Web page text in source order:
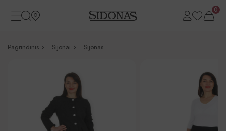
0
Pagrindinis Sijonai Sijonas